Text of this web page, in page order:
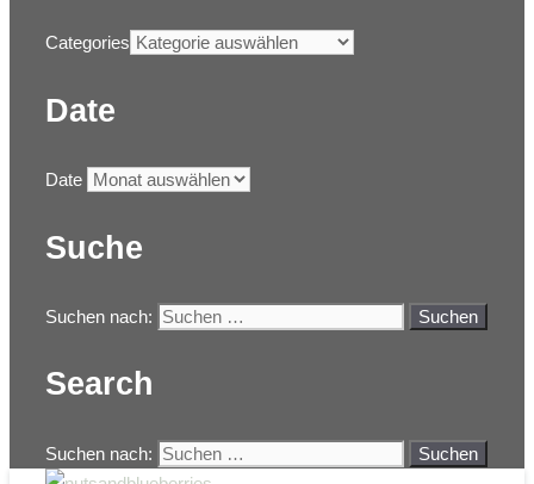
Categories
Date
Date
Suche
Suchen nach:
Search
Suchen nach: